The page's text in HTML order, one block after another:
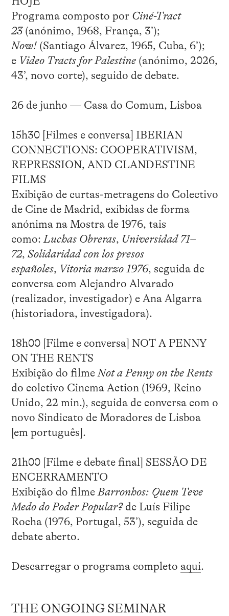
Programa composto por Ciné-Tract
23 (anónimo, 1968, França, 3’);
Now!(Santiago Álvarez, 1965, Cuba, 6’);
e Video Tracts for Palestine(anónimo, 2026,
43’, novo corte), seguido de debate.
26 de junho — Casa do Comum, Lisboa
15h30 [Filmes e conversa] IBERIAN
CONNECTIONS: COOPERATIVISM,
REPRESSION, AND CLANDESTINE
FILMS
Exibição de curtas-metragens do Colectivo
de Cine de Madrid, exibidas de forma
anónima na Mostra de 1976, tais
como:Luchas Obreras, Universidad 71–
72, Solidaridad con los presos
españoles, Vitoria marzo 1976, seguida de
conversa com Alejandro Alvarado
(realizador, investigador) e Ana Algarra
(historiadora, investigadora).
18h00 [Filme e conversa] NOT A PENNY
ON THE RENTS
Exibição do filmeNot a Penny on the Rents
do coletivo Cinema Action (1969, Reino
Unido, 22 min.), seguida de conversa com o
novo Sindicato de Moradores de Lisboa
[em português].
21h00 [Filme e debate final] SESSÃO DE
ENCERRAMENTO
Exibição do filmeBarronhos: Quem Teve
Medo do Poder Popular?de Luís Filipe
Rocha (1976, Portugal, 53’), seguida de
debate aberto.
Descarregar o programa completo aqui.
THE ONGOING SEMINAR